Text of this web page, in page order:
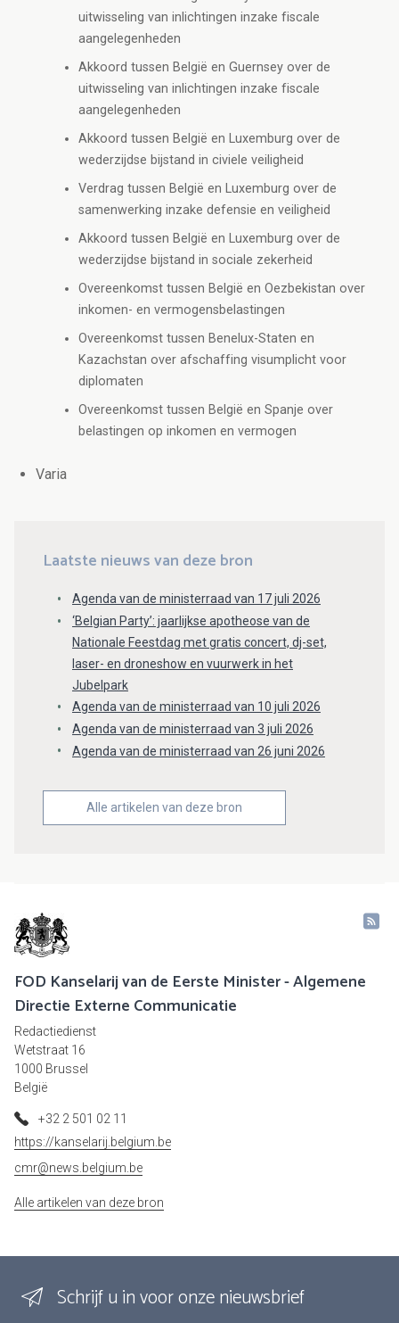
uitwisseling van inlichtingen inzake fiscale
aangelegenheden
Akkoord tussen België en Guernsey over de
uitwisseling van inlichtingen inzake fiscale
aangelegenheden
Akkoord tussen België en Luxemburg over de
wederzijdse bijstand in civiele veiligheid
Verdrag tussen België en Luxemburg over de
samenwerking inzake defensie en veiligheid
Akkoord tussen België en Luxemburg over de
wederzijdse bijstand in sociale zekerheid
Overeenkomst tussen België en Oezbekistan over
inkomen- en vermogensbelastingen
Overeenkomst tussen Benelux-Staten en
Kazachstan over afschaffing visumplicht voor
diplomaten
Overeenkomst tussen België en Spanje over
belastingen op inkomen en vermogen
Varia
Laatste nieuws van deze bron
Agenda van de ministerraad van 17 juli 2026
‘Belgian Party’: jaarlijkse apotheose van de
Nationale Feestdag met gratis concert, dj-set,
laser- en droneshow en vuurwerk in het
Jubelpark
Agenda van de ministerraad van 10 juli 2026
Agenda van de ministerraad van 3 juli 2026
Agenda van de ministerraad van 26 juni 2026
Alle artikelen van deze bron
FOD Kanselarij van de Eerste Minister - Algemene
Directie Externe Communicatie
Redactiedienst
Wetstraat 16
1000 Brussel
België
+32 2 501 02 11
https://kanselarij.belgium.be
cmr@news.belgium.be
Alle artikelen van deze bron
Schrijf u in voor onze nieuwsbrief